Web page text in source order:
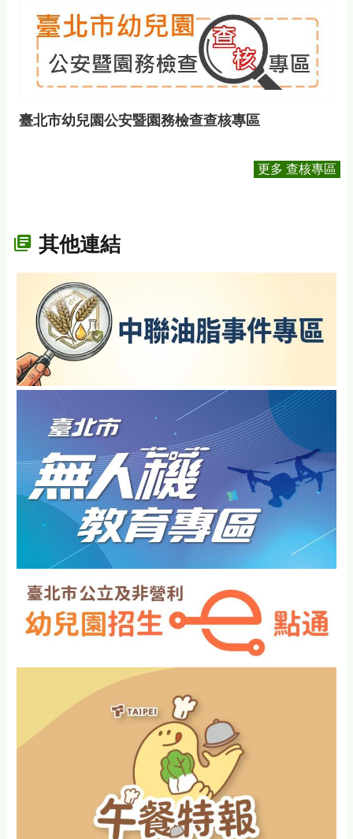
臺北市幼兒園公安暨園務檢查查核專區
更多 查核專區
其他連結